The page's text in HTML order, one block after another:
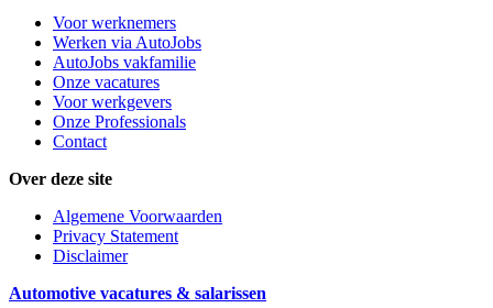
Voor werknemers
Werken via AutoJobs
AutoJobs vakfamilie
Onze vacatures
Voor werkgevers
Onze Professionals
Contact
Over deze site
Algemene Voorwaarden
Privacy Statement
Disclaimer
Automotive vacatures & salarissen